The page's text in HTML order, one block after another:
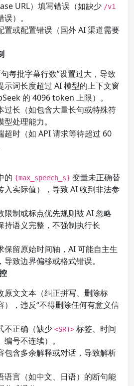
URL）填写错误（如缺少 /v1
）。
置或配置错误（国外 AI 渠道需要
每批字幕行数”设置过大，导致
示词长度超过 AI 模型的上下文窗
的 4096 token 上限）。
过长（如包含大量长句或特殊符
处理能力。
超时（如 API 请求等待超过 60
的 {max_speech_s} 变量未正确替
入实际值），导致 AI 收到非法参
限制或标点优先规则被 AI 忽略
持语义完整，不强制执行长
保留原始时间轴，AI 可能自主生
导致边界偏移或格式错误。
原文文本（纠正拼写、删除标
），违反“不得删除任何有意义信
不正确（缺少 <SRT> 标签、时间
号不连续）。
包含多余解释或对话，导致解析
语言（如中文、日语）的断句能